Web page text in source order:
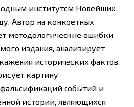
институтом Новейших
Автор на конкретных
методологические ошибки
издания, анализирует
исторических фактов,
картину
событий и
истории, являющихся